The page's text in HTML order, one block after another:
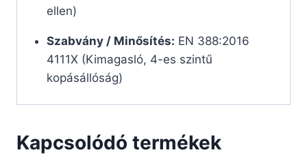
ellen)
Szabvány / Minősítés: EN 388:2016
4111X (Kimagasló, 4-es szintű
kopásállóság)
Kapcsolódó termékek